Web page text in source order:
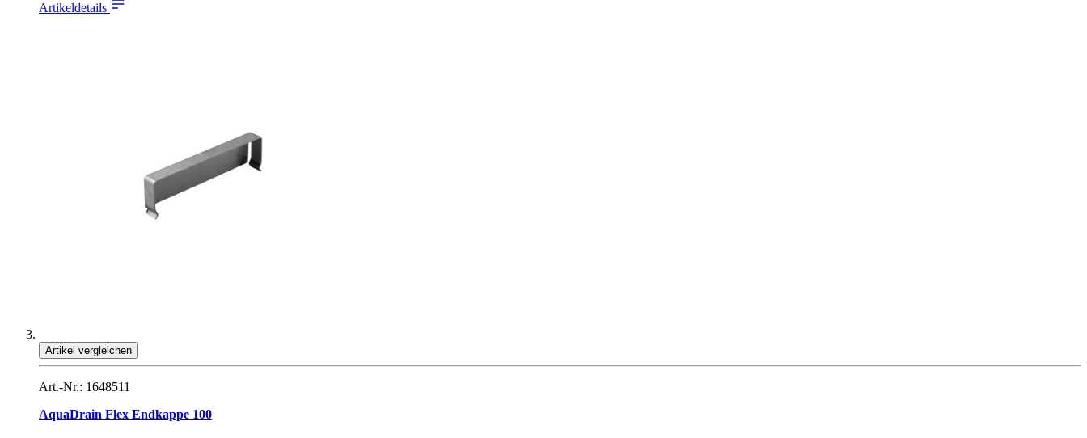
Artikeldetails
Artikel vergleichen
Art.-Nr.: 1648511
AquaDrain Flex Endkappe 100